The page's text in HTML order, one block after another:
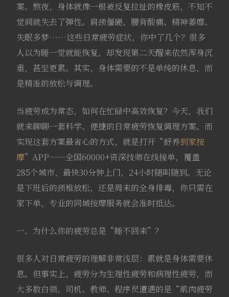
案、熬夜，身体就像一根被反复拉扯的橡皮筋，不知不
觉间就失去了弹性。肩颈僵硬、腰背酸痛、精神萎靡、
失眠多梦……这些日常疲劳症状，你中了几个？很多
人以为睡一觉就能恢复，却发现第二天醒来依然浑身沉
重，甚至更累。其实，身体需要的不是单纯的休息，而
是精准的放松与调理。
当疲劳成为常态，如何在忙碌中高效恢复？今天，我们
就来聊聊一套科学、便捷的日常疲劳恢复调理方案。而
实现这套方案最省心的方式，就是打开“舒养到家按
摩”APP——全国60000+资深技师在线接单，覆盖
285个城市，最快30分钟上门，24小时随叫随到。无论
是下班后的颈椎放松，还是周末的全身排毒，你只需在
家下单，专业的同城按摩服务就会准时抵达。
一、为什么你的疲劳总是“睡不回来”？
很多人对日常疲劳的理解非常浅层：累就是身体需要休
息。但事实上，疲劳分为生理性疲劳和病理性疲劳，而
大多数白领、司机、教师、程序员遭遇的是“肌肉疲劳